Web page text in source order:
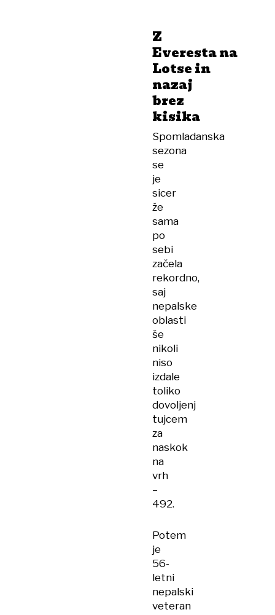
Z
Everesta na
Lotse in
nazaj
brez
kisika
Spomladanska
sezona
se
je
sicer
že
sama
po
sebi
začela
rekordno,
saj
nepalske
oblasti
še
nikoli
niso
izdale
toliko
dovoljenj
tujcem
za
naskok
na
vrh
–
492.
Potem
je
56-
letni
nepalski
veteran